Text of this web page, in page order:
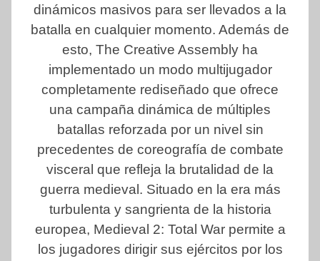
dinámicos masivos para ser llevados a la
batalla en cualquier momento. Además de
esto, The Creative Assembly ha
implementado un modo multijugador
completamente rediseñado que ofrece
una campaña dinámica de múltiples
batallas reforzada por un nivel sin
precedentes de coreografía de combate
visceral que refleja la brutalidad de la
guerra medieval. Situado en la era más
turbulenta y sangrienta de la historia
europea, Medieval 2: Total War permite a
los jugadores dirigir sus ejércitos por los